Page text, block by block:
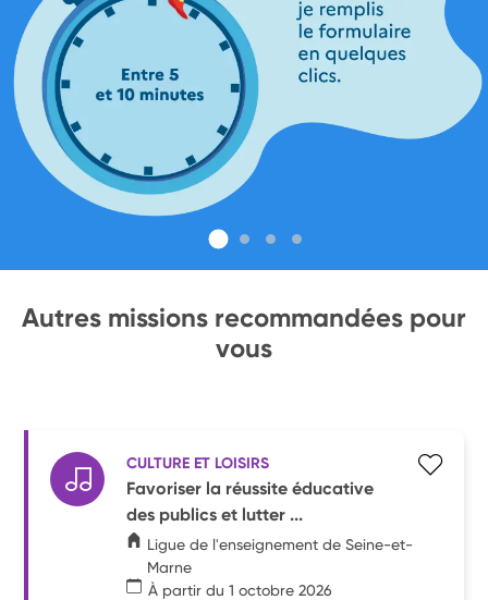
Autres missions recommandées pour
vous
CULTURE ET LOISIRS
Favoriser la réussite éducative
des publics et lutter ...
Ligue de l'enseignement de Seine-et-
Marne
À partir du 1 octobre 2026